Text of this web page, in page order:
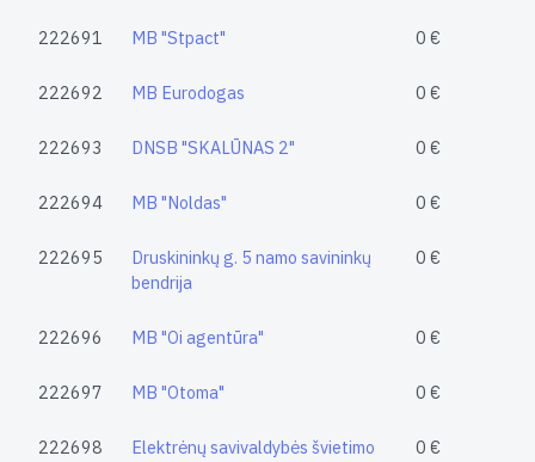
222691 MB "Stpact" 0 €
222692 MB Eurodogas 0 €
222693 DNSB "SKALŪNAS 2" 0 €
222694 MB "Noldas" 0 €
222695
Druskininkų g. 5 namo savininkų
bendrija
0 €
222696 MB "Oi agentūra" 0 €
222697 MB "Otoma" 0 €
222698
Elektrėnų savivaldybės švietimo
0 €